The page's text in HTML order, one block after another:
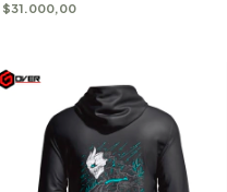
$31.000,00